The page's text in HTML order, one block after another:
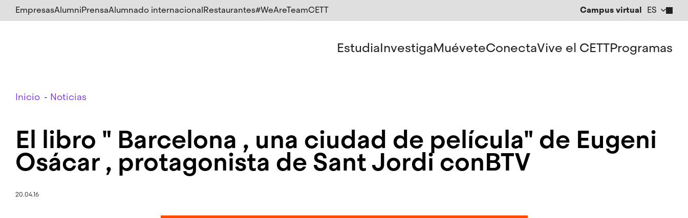
Salta
al
EmpresasAlumniPrensaAlumnado internacionalRestaurantes#WeAreTeamCETT Campus virtual ES
CA
EstudiaInvestigaMuéveteConectaVive el CETTProgramas
Breadcrumb
Inicio Noticias
El libro " Barcelona , una ciudad de película" de Eugeni
Osácar , protagonista de Sant Jordi conBTV
20.04.16